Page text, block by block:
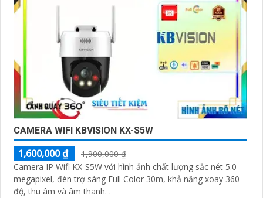
CAMERA WIFI KBVISION KX-S5W
1,600,000 ₫
1,900,000 ₫
Camera IP Wifi KX-S5W với hình ảnh chất lượng sắc nét 5.0
megapixel, đèn trợ sáng Full Color 30m, khả năng xoay 360
độ, thu âm và âm thanh. .